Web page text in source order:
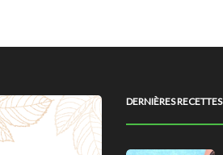
DERNIÈRES RECETTES